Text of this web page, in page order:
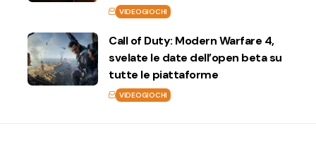
VIDEOGIOCHI
Call of Duty: Modern Warfare 4,
svelate le date dell’open beta su
tutte le piattaforme
VIDEOGIOCHI